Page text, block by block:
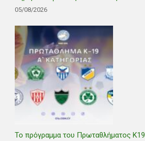
05/08/2026
Το πρόγραμμα του Πρωταθλήματος Κ19